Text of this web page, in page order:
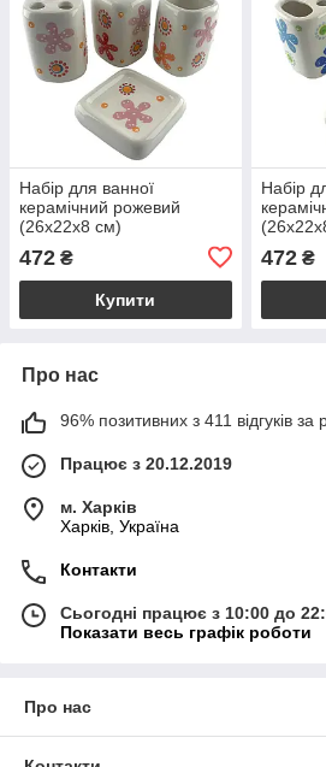
Набір для ванної
керамічний рожевий
(26х22х8 см)
472 ₴
Купити
Набір
472₴
Про нас
96% позитивних з 411 відгуків за
Працює з 20.12.2019
м. Харків
Харків, Україна
Контакти
Сьогодні працює з 10:00 до
Показати весь графік роботи
Про нас